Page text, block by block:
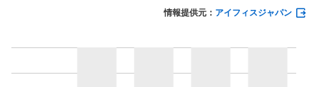
情報提供元： アイフィスジャパン